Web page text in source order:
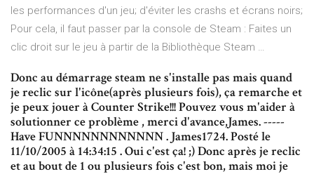
les performances d'un jeu; d'éviter les crashs et écrans noirs;
Pour cela, il faut passer par la console de Steam : Faites un
clic droit sur le jeu à partir de la Bibliothèque Steam …
Donc au démarrage steam ne s'installe pas mais quand
je reclic sur l'icône(après plusieurs fois), ça remarche et
je peux jouer à Counter Strike!!! Pouvez vous m'aider à
solutionner ce problème , merci d'avance,James. -----
Have FUNNNNNNNNNNNN . James1724. Posté le
11/10/2005 à 14:34:15 . Oui c'est ça! ;) Donc après je reclic
et au bout de 1 ou plusieurs fois c'est bon, mais moi je